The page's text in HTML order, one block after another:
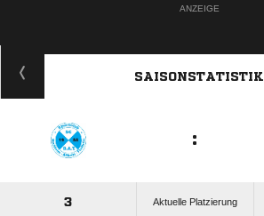
ANZEIGE
SAISONSTATISTIK
:
3 Aktuelle Platzierung